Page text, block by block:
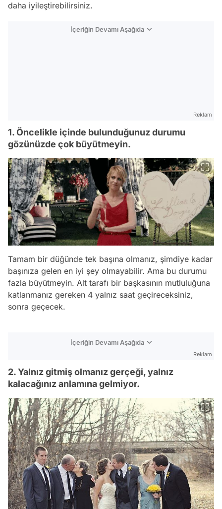
daha iyileştirebilirsiniz.
İçeriğin Devamı Aşağıda
Reklam
1. Öncelikle içinde bulunduğunuz durumu
gözünüzde çok büyütmeyin.
Tamam bir düğünde tek başına olmanız, şimdiye kadar
başınıza gelen en iyi şey olmayabilir. Ama bu durumu
fazla büyütmeyin. Alt tarafı bir başkasının mutluluğuna
katlanmanız gereken 4 yalnız saat geçireceksiniz,
sonra geçecek.
İçeriğin Devamı Aşağıda
Reklam
2. Yalnız gitmiş olmanız gerçeği, yalnız
kalacağınız anlamına gelmiyor.